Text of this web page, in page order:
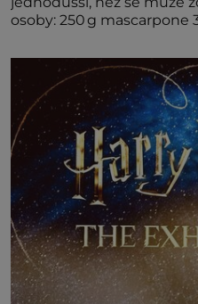
osoby: 250 g mascarpone 3 vejce 80 g cukru 200 g
amaretta kakao na posypání Postup: Oddělte
žloutky od bílků. Žloutky
světlé pěny a postupně
mascarpone, aby vznikl